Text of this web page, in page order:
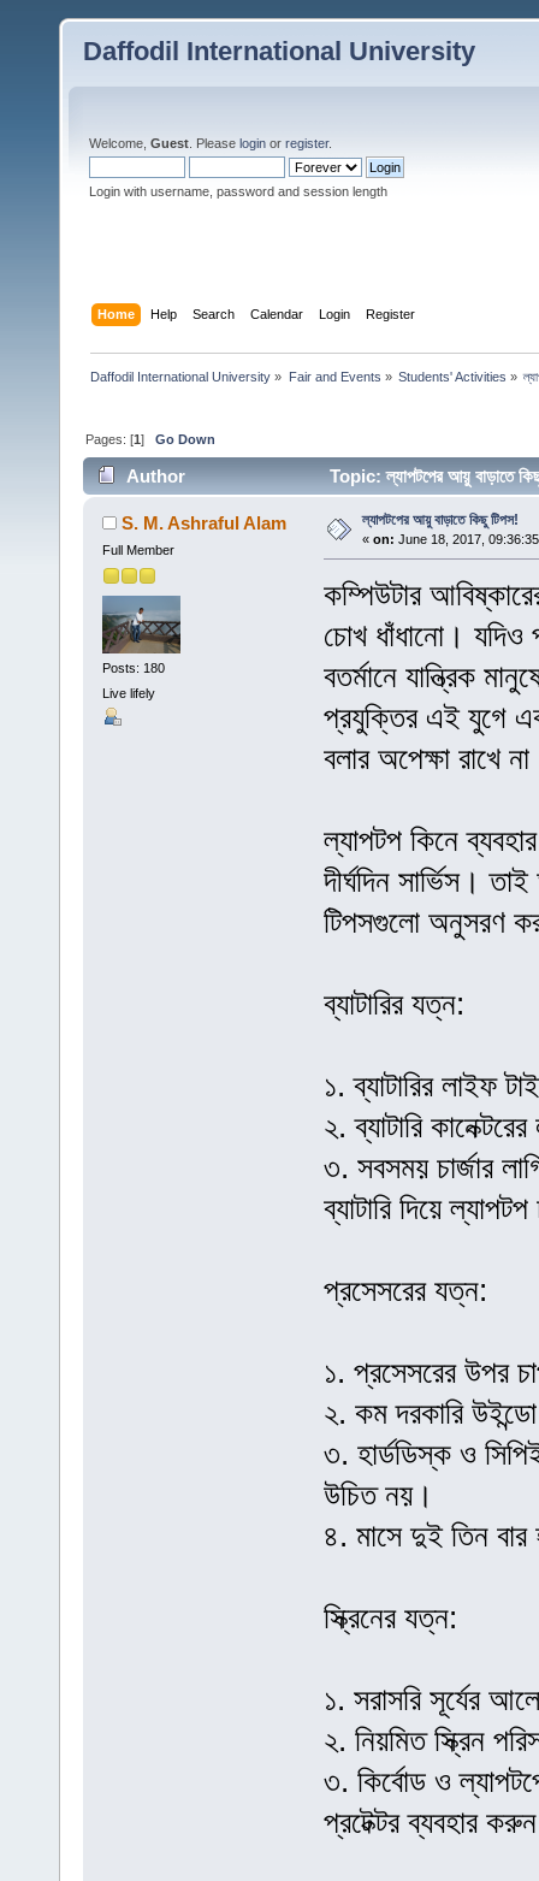
Daffodil International University
Welcome, Guest . Please login or register.
Login with username, password and session length
Home Help Search Calendar Login Register
Daffodil International University » Fair and Events » Students' Activities »
Pages: [1]Go Down
Author Topic: ল্যাপটপের আয়ু বাড়াতে
S. M. Ashraful Alam
Full Member
Posts: 180
Live lifely
ল্যাপটপের আয়ু বাড়াতে কিছু টিপস!
« on: June 18, 2017,
কম্পিউটার
চোখ ধাঁধানো।
বতর্মানে যান্ত্রিক
প্রযুক্তির এই যুগে
বলার অপেক্ষা রাখে
ল্যাপটপ কিনে
দীর্ঘদিন সার্ভিস।
টিপসগুলো অনুসরণ
ব্যাটারির যত্ন:
১. ব্যাটারির লাইফ
২. ব্যাটারি
৩. সবসময় চার্জার
ব্যাটারি দিয়ে
প্রসেসরের যত্ন:
১. প্রসেসরের উপর
২. কম দরকারি
৩. হার্ডডিস্ক ও
উচিত নয়।
৪. মাসে দুই তিন বার
স্ক্রিনের যত্ন:
১. সরাসরি সূর্যের
২. নিয়মিত স্ক্রিন
৩. কির্বোড ও
প্রটেক্টর ব্যবহার